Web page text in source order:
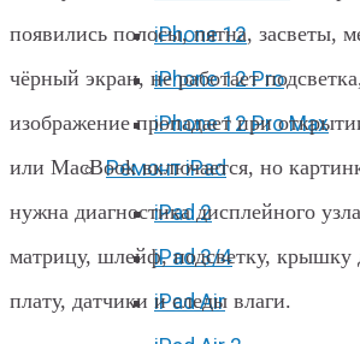
iPhone 12
iPhone 12 Pro
iPhone 12 Pro Max
Ремонт iPad
iPad 2
iPad 3/4
iPad Air
появились полосы, пятна, засветы,
чёрный экран, не работает подсветка,
изображение пропадает при
или MacBook включается, но
нужна диагностика дисплейного
матрицу, шлейф, подсветку, крышку
плату, датчики и следы влаги.